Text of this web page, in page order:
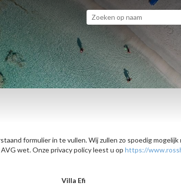
formulier in te vullen. Wij zullen zo spoedig
wet. Onze privacy policy leest u op https://
Villa Efi